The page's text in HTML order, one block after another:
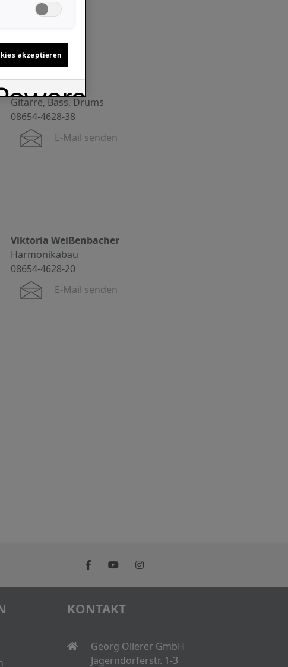
Gitarre, Bass, Drums
08654-4628-38
E-Mail senden
Viktoria Weißenbacher
Harmonikabau
08654-4628-20
E-Mail senden
KONTAKT
Georg Öllerer GmbH
Jägerndorferstr. 1-3
akzeptieren